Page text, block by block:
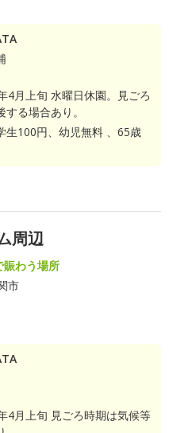
4月上旬 水曜日休園。見ごろ
る場合あり。
生100円、幼児無料 、65歳
周辺
賑わう場所
市
4月上旬 見ごろ時期は気候等